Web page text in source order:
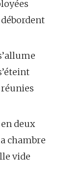
deux
chambre
vide